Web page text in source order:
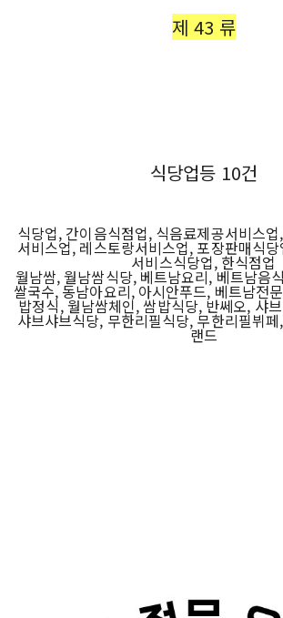
제 43 류
식당업등 10건
식당업, 간이음식점업, 식음료제공서비스
서비스업, 레스토랑서비스업, 포장판매식
서비스식당업, 한식점업
월남쌈, 월남쌈식당, 베트남요리, 베트남음
쌀국수, 동남아요리, 아시안푸드, 베트남전
밥정식, 월남쌈체인, 쌈밥식당, 반쎄오, 샤
샤브샤브식당, 무한리필식당, 무한리필뷔
랜드